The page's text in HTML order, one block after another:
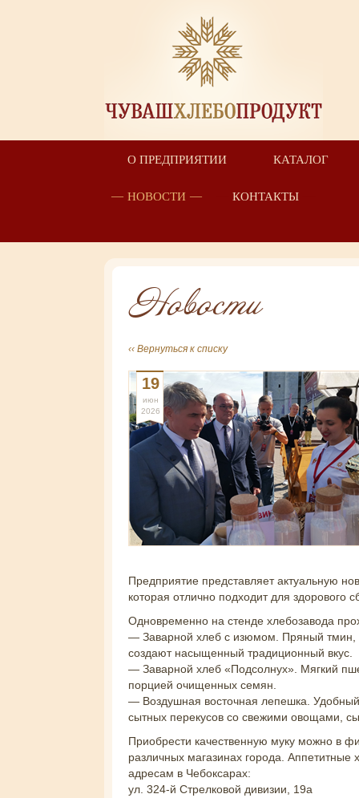
О ПРЕДПРИЯТИИ КАТАЛОГ
НОВОСТИ КОНТАКТЫ
Новости
‹‹ Вернуться к списку
19
июн
2026
Предприятие представляет актуальную
которая отлично подходит для здорового
Одновременно на стенде хлебозавода
— Заварной хлеб с изюмом. Пряный тмин,
создают насыщенный традиционный вкус.
— Заварной хлеб «Подсолнух». Мягкий
порцией очищенных семян.
— Воздушная восточная лепешка.
сытных перекусов со свежими овощами,
Приобрести качественную муку можно в
различных магазинах города.
адресам в Чебоксарах:
ул. 324-й Стрелковой дивизии, 19а